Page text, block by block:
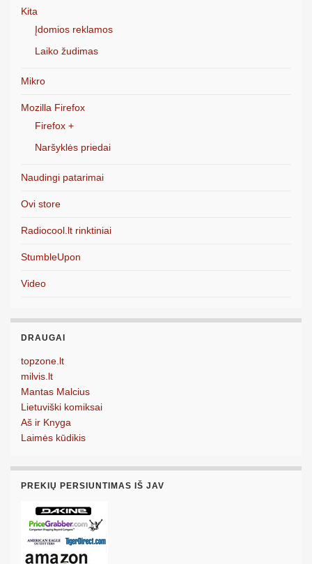
Kita
Įdomios reklamos
Laiko žudimas
Mikro
Mozilla Firefox
Firefox +
Naršyklės priedai
Naudingi patarimai
Ovi store
Radiocool.lt rinktiniai
StumbleUpon
Video
DRAUGAI
topzone.lt
milvis.lt
Mantas Malcius
Lietuviški komiksai
Aš ir Knyga
Laimės kūdikis
PREKIŲ PERSIUNTIMAS IŠ JAV